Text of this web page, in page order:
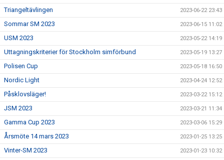
Triangeltävlingen 2023-06-22 23:43
Sommar SM 2023 2023-06-15 11:02
USM 2023 2023-05-22 14:19
Uttagningskriterier för Stockholm simförbund 2023-05-19 13:27
Polisen Cup 2023-05-18 16:50
Nordic Light 2023-04-24 12:52
Påsklovsläger! 2023-03-22 15:12
JSM 2023 2023-03-21 11:34
Gamma Cup 2023 2023-03-06 15:29
Årsmöte 14 mars 2023 2023-01-25 13:25
Vinter-SM 2023 2023-01-23 10:32